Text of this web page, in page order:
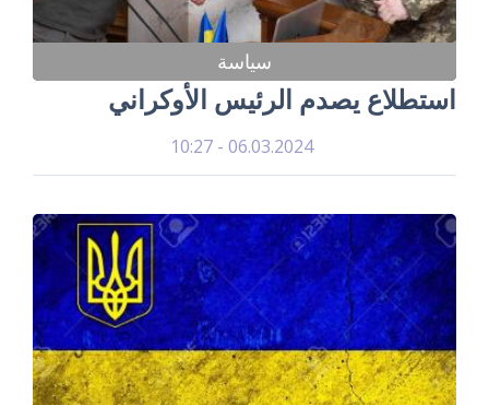
سياسة
استطلاع يصدم الرئيس الأوكراني
06.03.2024 - 10:27